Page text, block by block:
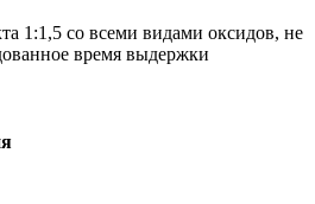
1:1,5 со всеми видами оксидов, не
время выдержки